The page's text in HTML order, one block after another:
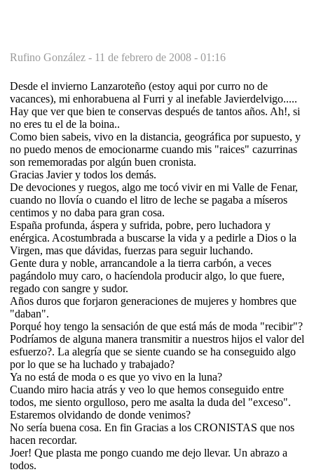
Rufino González - 11 de febrero de 2008 - 01:16
Desde el invierno Lanzaroteño (estoy aqui por curro no de
vacances), mi enhorabuena al Furri y al inefable Javierdelvigo.....
Hay que ver que bien te conservas después de tantos años. Ah!, si
no eres tu el de la boina..
Como bien sabeis, vivo en la distancia, geográfica por supuesto, y
no puedo menos de emocionarme cuando mis "raices" cazurrinas
son rememoradas por algún buen cronista.
Gracias Javier y todos los demás.
De devociones y ruegos, algo me tocó vivir en mi Valle de Fenar,
cuando no llovía o cuando el litro de leche se pagaba a míseros
centimos y no daba para gran cosa.
España profunda, áspera y sufrida, pobre, pero luchadora y
enérgica. Acostumbrada a buscarse la vida y a pedirle a Dios o la
Virgen, mas que dávidas, fuerzas para seguir luchando.
Gente dura y noble, arrancandole a la tierra carbón, a veces
pagándolo muy caro, o hacíendola producir algo, lo que fuere,
regado con sangre y sudor.
Años duros que forjaron generaciones de mujeres y hombres que
"daban".
Porqué hoy tengo la sensación de que está más de moda "recibir"?
Podríamos de alguna manera transmitir a nuestros hijos el valor del
esfuerzo?. La alegría que se siente cuando se ha conseguido algo
por lo que se ha luchado y trabajado?
Ya no está de moda o es que yo vivo en la luna?
Cuando miro hacia atrás y veo lo que hemos conseguido entre
todos, me siento orgulloso, pero me asalta la duda del "exceso".
Estaremos olvidando de donde venimos?
No sería buena cosa. En fin Gracias a los CRONISTAS que nos
hacen recordar.
Joer! Que plasta me pongo cuando me dejo llevar. Un abrazo a
todos.